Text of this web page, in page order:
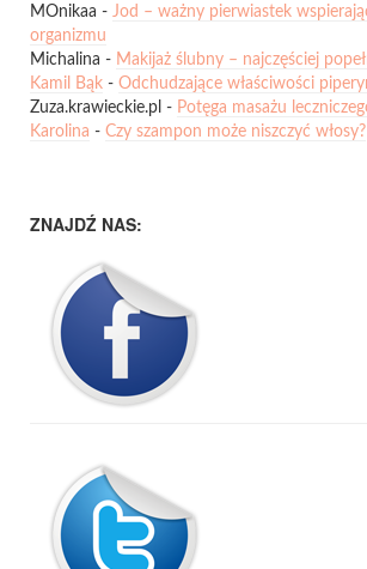
MOnikaa - Jod – ważny pierwiastek
organizmu
Michalina - Makijaż ślubny – najczęściej
Kamil Bąk - Odchudzające właściwości
Zuza.krawieckie.pl - Potęga masażu
Karolina - Czy szampon może niszczyć włosy?
ZNAJDŹ NAS: